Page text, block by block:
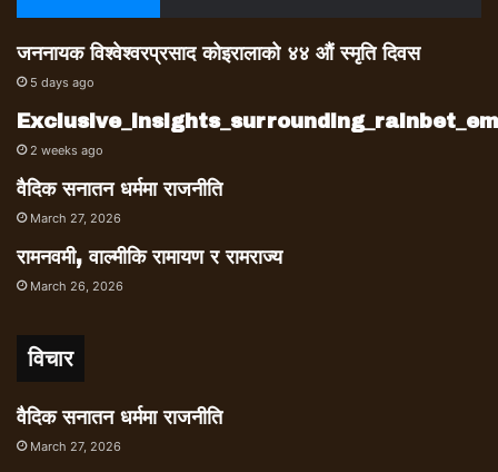
जननायक विश्वेश्वरप्रसाद कोइरालाको ४४ औं स्मृति दिवस
5 days ago
2 weeks ago
वैदिक सनातन धर्ममा राजनीति
March 27, 2026
रामनवमी, वाल्मीकि रामायण र रामराज्य
March 26, 2026
विचार
वैदिक सनातन धर्ममा राजनीति
March 27, 2026